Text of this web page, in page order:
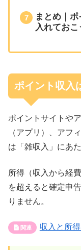
まとめ｜
入れておこ
ポイント収入
ポイントサイトや
（アプリ）、アフ
は「雑収入」にあた
所得（収入から経
を超えると確定申
りません。
収入と所